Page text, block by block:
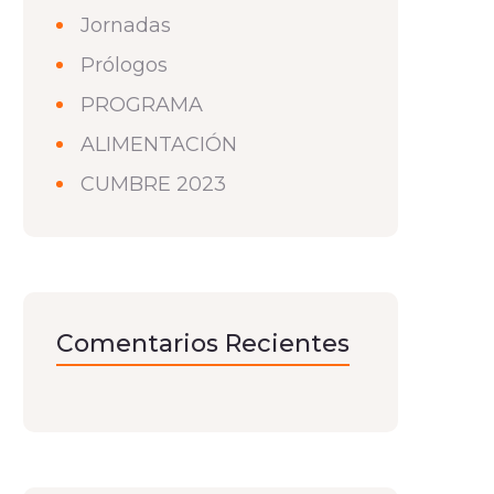
Jornadas
Prólogos
PROGRAMA
ALIMENTACIÓN
CUMBRE 2023
Comentarios Recientes